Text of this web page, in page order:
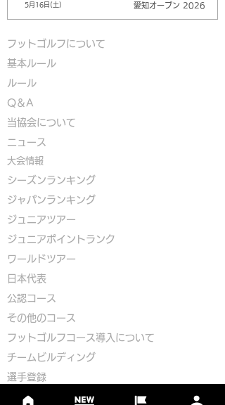
5月16日(土) 愛知オープン 2026
フットゴルフについて
基本ルール
ルール
Q＆A
​当協会について
​ニュース
大会情報
シーズンランキング
ジャパンランキング
ジュニアツアー
ジュニアポイントランク
​ワールドツアー
​​日本代表
公認コース
​その他のコース
​ フットゴルフコース導入について
​チームビルディング
選手登録​
​後援申請